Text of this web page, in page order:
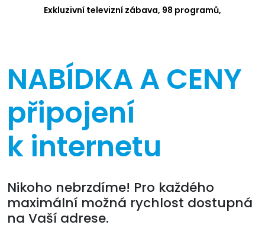
Exkluzivní televizní zábava, 98 programů,
NABÍDKA A CENY
připojení
k internetu
Nikoho nebrzdíme! Pro každého
maximální možná rychlost dostupná
na Vaší adrese.